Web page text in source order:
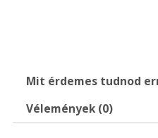
Mit érdemes tudnod
Vélemények (0)